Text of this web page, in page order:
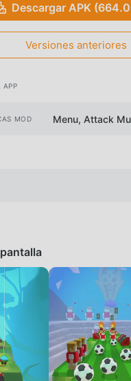
Descargar APK
Versiones anteriores
APP
MOD Menu, Attack